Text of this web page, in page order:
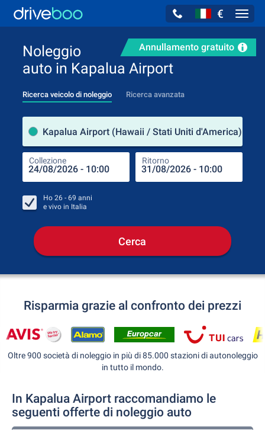
€
Annullamento gratuito
Noleggio
auto in Kapalua Airport
Ricerca veicolo di noleggio Ricerca avanzata
Kapalua Airport (Hawaii / Stati Uniti d'America)
Collezione Ritorno
Ho 26 - 69 anni
e vivo in Italia
Cerca
Risparmia grazie al confronto dei prezzi
Oltre 900 società di noleggio in più di 85.000 stazioni di autonoleggio
in tutto il mondo.
In Kapalua Airport raccomandiamo le
seguenti offerte di noleggio auto